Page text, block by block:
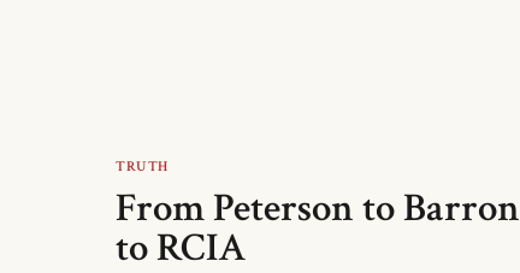
TRUTH
From Peterson to Barron
to RCIA